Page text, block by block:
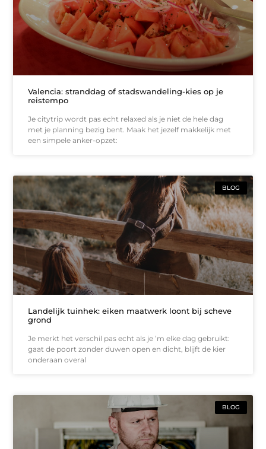
Valencia: stranddag of stadswandeling-kies op je
reistempo
Je citytrip wordt pas echt relaxed als je niet de hele dag
met je planning bezig bent. Maak het jezelf makkelijk met
een simpele anker-opzet:
BLOG
Landelijk tuinhek: eiken maatwerk loont bij scheve
grond
Je merkt het verschil pas echt als je ’m elke dag gebruikt:
gaat de poort zonder duwen open en dicht, blijft de kier
onderaan overal
BLOG